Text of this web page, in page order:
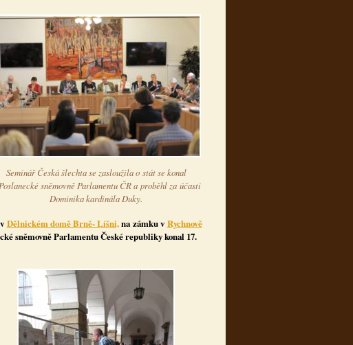
Seminář Česká šlechta se zasloužila o stát se konal
sněmovně Parlamentu ČR a proběhl za účasti
Dominika kardinála Duky.
Dělnickém domě Brně- Líšni,na zámku vRychnově
sněmovně Parlamentu České republiky konal 17.